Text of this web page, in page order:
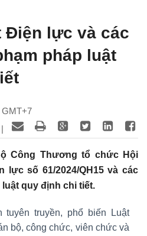
Điện lực và các
pháp luật
GMT+7
|
Công Thương tổ chức Hội
lực số 61/2024/QH15 và các
quy định chi tiết.
tuyên truyền, phổ biến Luật
bộ, công chức, viên chức và